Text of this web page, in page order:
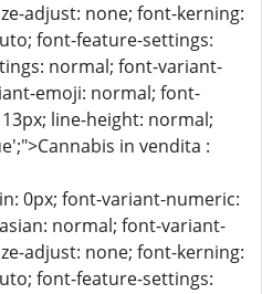
adjust: none; font-kerning:
font-feature-settings:
normal; font-variant-
emoji: normal; font-
line-height: normal;
in vendita :
0px; font-variant-numeric:
normal; font-variant-
adjust: none; font-kerning:
font-feature-settings: